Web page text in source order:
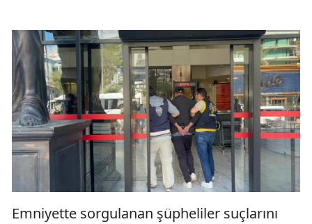
Emniyette sorgulanan şüpheliler suçlarını